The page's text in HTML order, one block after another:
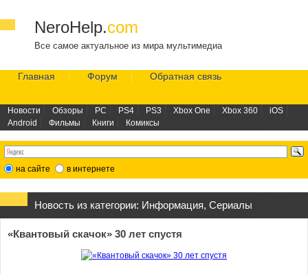
NeroHelp.com
Все самое актуальное из мира мультимедиа
Главная Форум Обратная связь
Новости Обзоры PC PS4 PS3 Xbox One Xbox 360
iOS
Android
Фильмы Книги Комиксы
на сайте в интернете
Новость из категории: Информация, Сериалы
«Квантовый скачок» 30 лет спустя